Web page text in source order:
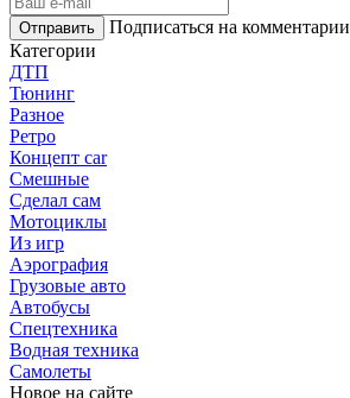
Отправить
Подписаться на комментарии
Категории
ДТП
Тюнинг
Разное
Ретро
Концепт car
Смешные
Сделал сам
Мотоциклы
Из игр
Аэрография
Грузовые авто
Автобусы
Спецтехника
Водная техника
Самолеты
Новое на сайте